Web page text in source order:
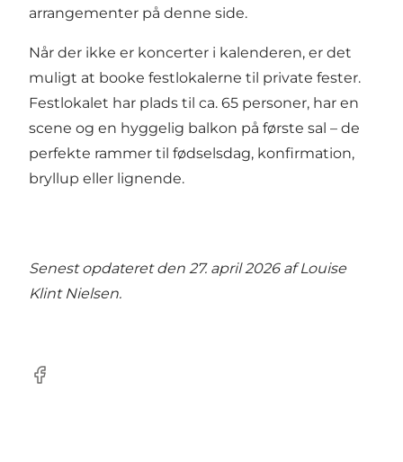
arrangementer på denne side.
Når der ikke er koncerter i kalenderen, er det
muligt at booke festlokalerne til private fester.
Festlokalet har plads til ca. 65 personer, har en
scene og en hyggelig balkon på første sal – de
perfekte rammer til fødselsdag, konfirmation,
bryllup eller lignende.
Senest opdateret den 27. april 2026 afLouise
Klint Nielsen.
Facebook